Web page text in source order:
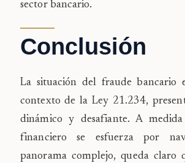
sector bancario.
Conclusión
La situación del fraude bancario
contexto de la Ley 21.234,
dinámico y desafiante. A
financiero se esfuerza por
panorama complejo, queda claro